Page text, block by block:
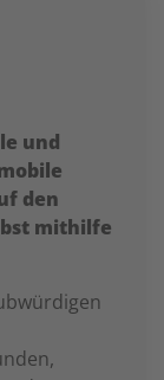
und
den
mithilfe